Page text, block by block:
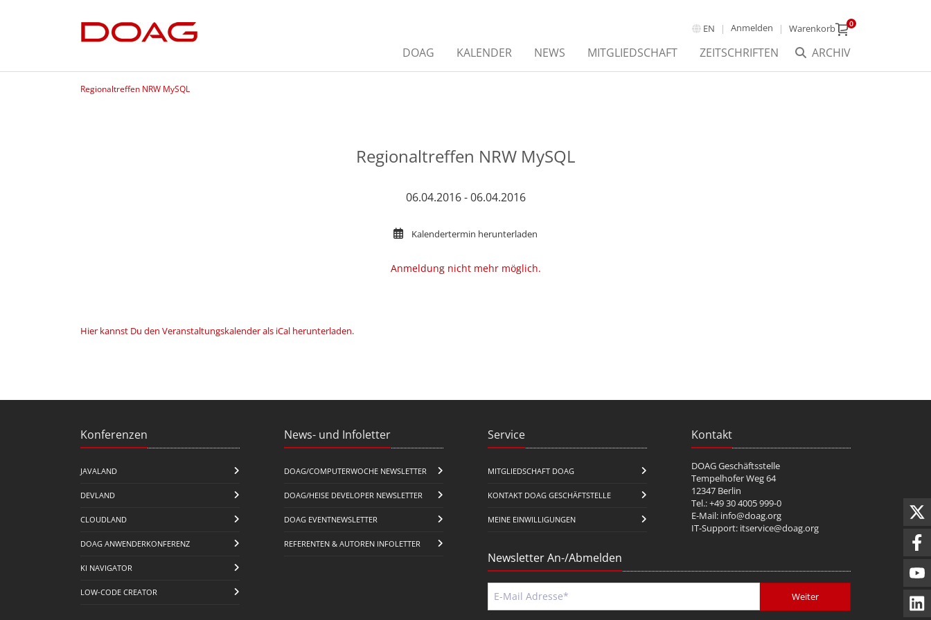
EN Anmelden Warenkorb 0
ARCHIV
DOAG KALENDER NEWS MITGLIEDSCHAFT ZEITSCHRIFTEN
Regionaltreffen NRW MySQL
Regionaltreffen NRW MySQL
06.04.2016 - 06.04.2016
Kalendertermin herunterladen
Anmeldung nicht mehr möglich.
Hier kannst Du den Veranstaltungskalender als iCal herunterladen.
Konferenzen
JAVALAND
DEVLAND
CLOUDLAND
DOAG ANWENDERKONFERENZ
KI NAVIGATOR
LOW-CODE CREATOR
News- und Infoletter
DOAG/COMPUTERWOCHE NEWSLETTER
DOAG/HEISE DEVELOPER NEWSLETTER
DOAG EVENTNEWSLETTER
REFERENTEN & AUTOREN INFOLETTER
Service
MITGLIEDSCHAFT DOAG
KONTAKT DOAG GESCHÄFTSTELLE
MEINE EINWILLIGUNGEN
Kontakt
DOAG Geschäftsstelle
Tempelhofer Weg 64
12347 Berlin
Tel.: +49 30 4005 999-0
E-Mail: info@doag.org
IT-Support: itservice@doag.org
Newsletter An-/Abmelden
Weiter